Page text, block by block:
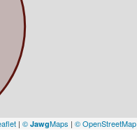
| © JawgMaps | © OpenStreetMap